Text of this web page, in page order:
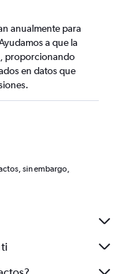
anualmente para
a que la
proporcionando
en datos que
sin embargo,